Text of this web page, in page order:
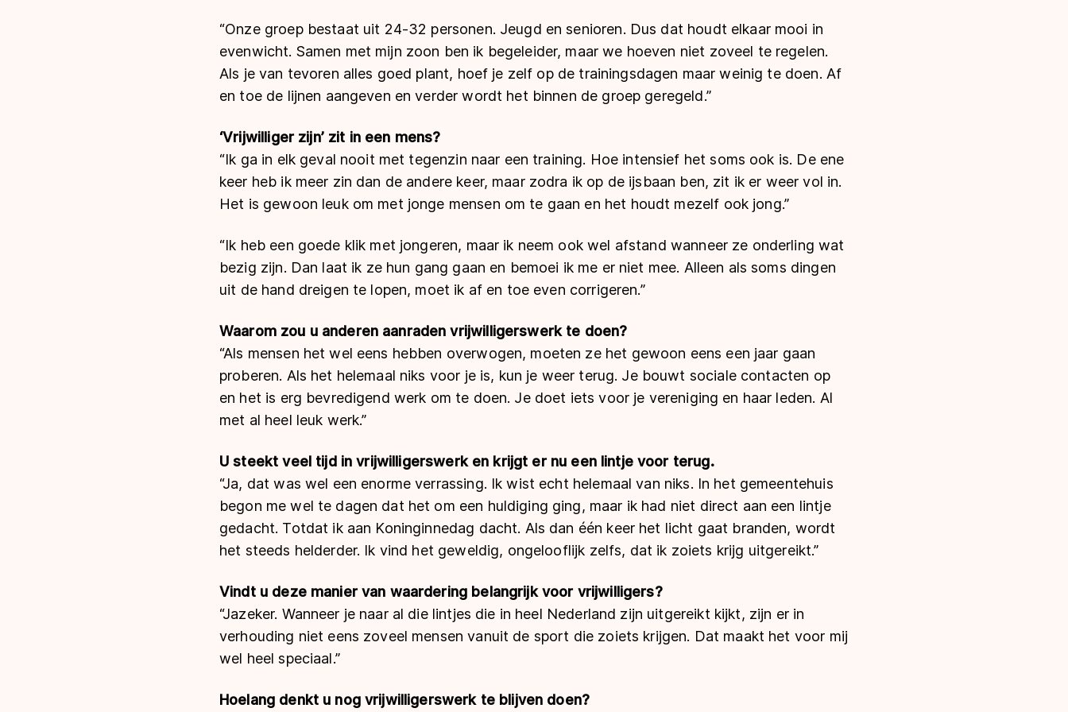
“Onze groep bestaat uit 24-32 personen. Jeugd en senioren. Dus dat houdt elkaar mooi in
evenwicht. Samen met mijn zoon ben ik begeleider, maar we hoeven niet zoveel te regelen.
Als je van tevoren alles goed plant, hoef je zelf op de trainingsdagen maar weinig te doen. Af
en toe de lijnen aangeven en verder wordt het binnen de groep geregeld.”
‘Vrijwilliger zijn’ zit in een mens?
“Ik ga in elk geval nooit met tegenzin naar een training. Hoe intensief het soms ook is. De ene
keer heb ik meer zin dan de andere keer, maar zodra ik op de ijsbaan ben, zit ik er weer vol in.
Het is gewoon leuk om met jonge mensen om te gaan en het houdt mezelf ook jong.”
“Ik heb een goede klik met jongeren, maar ik neem ook wel afstand wanneer ze onderling wat
bezig zijn. Dan laat ik ze hun gang gaan en bemoei ik me er niet mee. Alleen als soms dingen
uit de hand dreigen te lopen, moet ik af en toe even corrigeren.”
Waarom zou u anderen aanraden vrijwilligerswerk te doen?
“Als mensen het wel eens hebben overwogen, moeten ze het gewoon eens een jaar gaan
proberen. Als het helemaal niks voor je is, kun je weer terug. Je bouwt sociale contacten op
en het is erg bevredigend werk om te doen. Je doet iets voor je vereniging en haar leden. Al
met al heel leuk werk.”
U steekt veel tijd in vrijwilligerswerk en krijgt er nu een lintje voor terug.
“Ja, dat was wel een enorme verrassing. Ik wist echt helemaal van niks. In het gemeentehuis
begon me wel te dagen dat het om een huldiging ging, maar ik had niet direct aan een lintje
gedacht. Totdat ik aan Koninginnedag dacht. Als dan één keer het licht gaat branden, wordt
het steeds helderder. Ik vind het geweldig, ongelooflijk zelfs, dat ik zoiets krijg uitgereikt.”
Vindt u deze manier van waardering belangrijk voor vrijwilligers?
“Jazeker. Wanneer je naar al die lintjes die in heel Nederland zijn uitgereikt kijkt, zijn er in
verhouding niet eens zoveel mensen vanuit de sport die zoiets krijgen. Dat maakt het voor mij
wel heel speciaal.”
Hoelang denkt u nog vrijwilligerswerk te blijven doen?